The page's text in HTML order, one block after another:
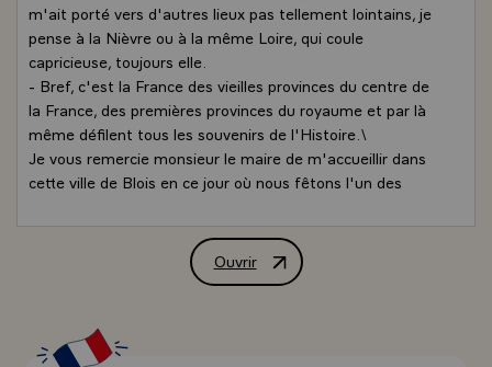
m'ait porté vers d'autres lieux pas tellement lointains, je
pense à la Nièvre ou à la même Loire, qui coule
capricieuse, toujours elle.
- Bref, c'est la France des vieilles provinces du centre de
la France, des premières provinces du royaume et par là
même défilent tous les souvenirs de l'Histoire.\
Je vous remercie monsieur le maire de m'accueillir dans
cette ville de Blois en ce jour où nous fêtons l'un des
prestigieuse, reprise aujourd'hui partout en Europe et
j'espère entendre quelques accents des musiciens qui
pour les arts de la population de Blois comme partout en
France, ou des milliers de musiciens professionnels mais
Ouvrir
Allocution de M. François Mitterrand,